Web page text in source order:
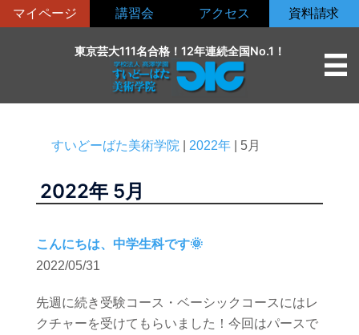
ン
マイページ 講習会 アクセス 資料請求
東京芸大111名合格！12年連続全国No.1！
すいどーばた美術学院 2022年 5月
2022年 5月
こんにちは、中学生科です🌞
2022/05/31
先週に続き受験コース・ベーシックコースにはレ
クチャーを受けてもらいました！今回はパースで